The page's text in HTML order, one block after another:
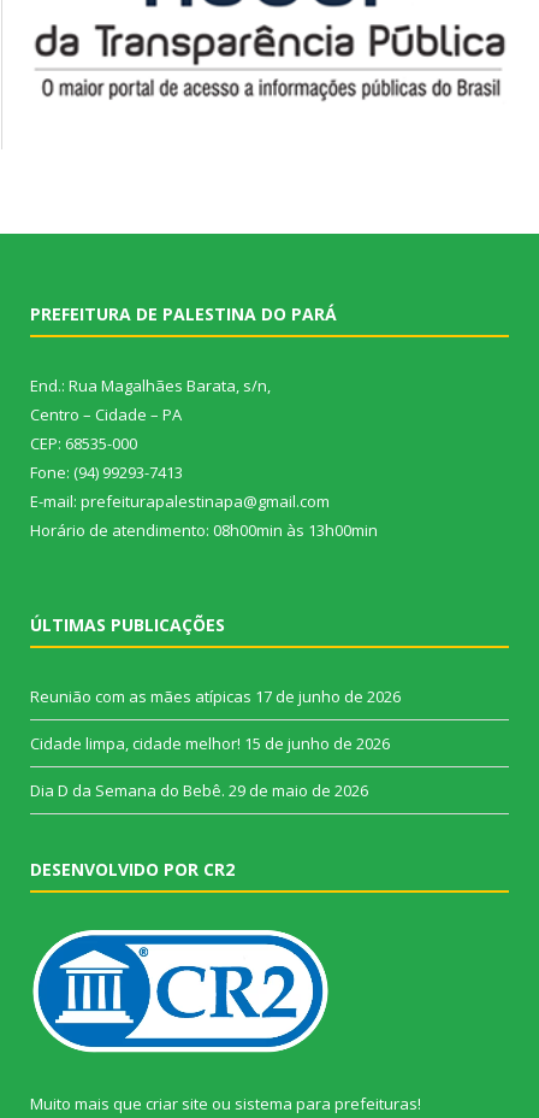
PREFEITURA DE PALESTINA DO PARÁ
End.: Rua Magalhães Barata, s/n,
Centro – Cidade – PA
CEP: 68535-000
Fone: (94) 99293-7413
E-mail: prefeiturapalestinapa@gmail.com
Horário de atendimento: 08h00min às 13h00min
ÚLTIMAS PUBLICAÇÕES
Reunião com as mães atípicas 17 de junho de 2026
Cidade limpa, cidade melhor! 15 de junho de 2026
Dia D da Semana do Bebê. 29 de maio de 2026
DESENVOLVIDO POR CR2
Muito mais que criar site ou sistema para prefeituras!